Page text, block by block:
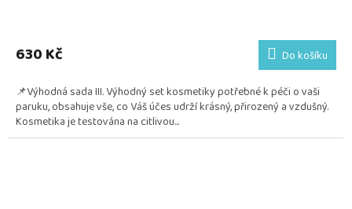
produktu
je
z
5
hvězdiček.
630 Kč Do košíku
📌Výhodná sada III. Výhodný set kosmetiky potřebné k péči o vaši
paruku, obsahuje vše, co Váš účes udrží krásný, přirozený a vzdušný.
Kosmetika je testována na citlivou...